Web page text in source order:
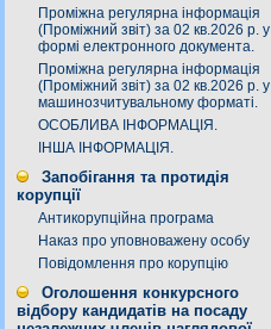
Проміжна регулярна інформація
(Проміжний звіт) за 02 кв.2026 р. у
формі електронного документа.
Проміжна регулярна інформація
(Проміжний звіт) за 02 кв.2026 р. у
машинозчитувальному форматі.
ОСОБЛИВА ІНФОРМАЦІЯ.
ІНША ІНФОРМАЦІЯ.
Запобігання та протидія
корупції
Антикорупційна програма
Наказ про уповноважену особу
Повідомлення про корупцію
Оголошення конкурсного
відбору кандидатів на посаду